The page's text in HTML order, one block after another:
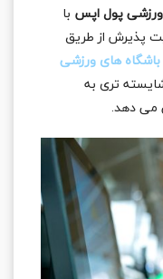
ورزشی پول اپس با
پذیرش از طریق
های ورزشی
تری به
می دهد.